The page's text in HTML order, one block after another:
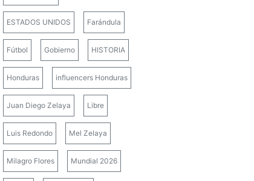
ESTADOS UNIDOS Farándula
Fútbol Gobierno HISTORIA
Honduras influencers Honduras
Juan Diego Zelaya Libre
Luis Redondo Mel Zelaya
Milagro Flores Mundial 2026